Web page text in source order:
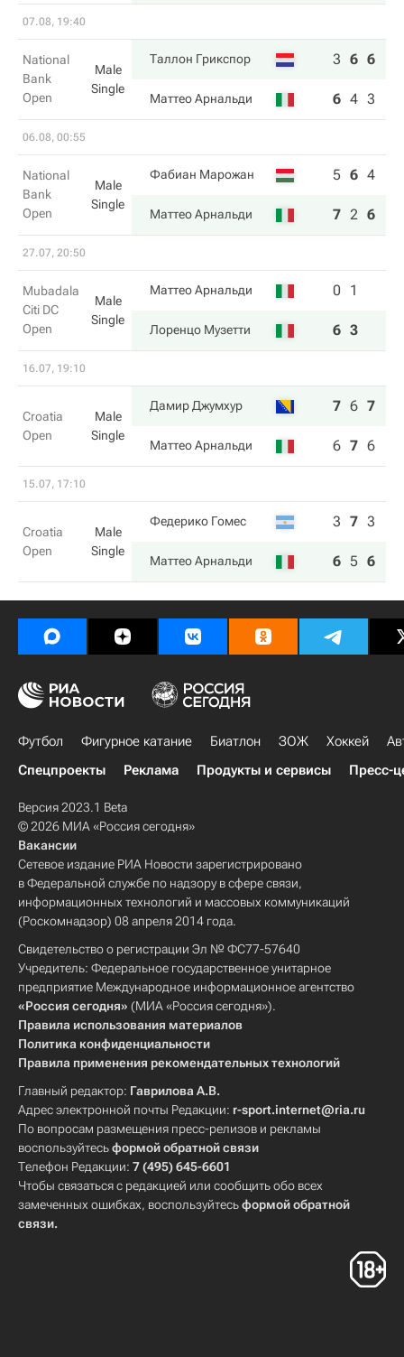
07.08, 19:40
National
Bank
Open
Male
Single
Таллон Грикспор 3 6 6
Маттео Арнальди 6 4 3
06.08, 00:55
National
Bank
Open
Male
Single
Фабиан Марожан 5 6 4
Маттео Арнальди 7 2 6
27.07, 20:50
Mubadala
Citi DC
Open
Male
Single
Маттео Арнальди 0 1
Лоренцо Музетти 6 3
16.07, 19:10
Croatia
Open
Male
Single
Дамир Джумхур 7 6 7
Маттео Арнальди 6 7 6
15.07, 17:10
Croatia
Open
Male
Single
Федерико Гомес 3 7 3
Маттео Арнальди 6 5 6
Футбол Фигурное катание Биатлон ЗОЖ Хоккей
Спецпроекты
Реклама Продукты и сервисы Пресс-
Версия 2023.1 Beta
© 2026 МИА «Россия сегодня»
Вакансии
Сетевое издание РИА Новости зарегистрировано
в Федеральной службе по надзору в сфере связи,
информационных технологий и массовых коммуникаций
(Роскомнадзор) 08 апреля 2014 года.
Свидетельство о регистрации Эл № ФС77-57640
Учредитель: Федеральное государственное унитарное
предприятие Международное информационное агентство
«Россия сегодня» (МИА «Россия сегодня»).
Правила использования материалов
Политика конфиденциальности
Правила применения рекомендательных технологий
Главный редактор: Гаврилова А.В.
Адрес электронной почты Редакции: r-sport.internet@ria.ru
По вопросам размещения пресс-релизов и рекламы
воспользуйтесьформой обратной связи
Телефон Редакции: 7 (495) 645-6601
Чтобы связаться с редакцией или сообщить обо всех
замеченных ошибках, воспользуйтесьформой обратной
связи.